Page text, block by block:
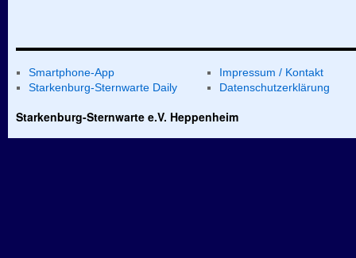
Smartphone-App
Starkenburg-Sternwarte Daily
Impressum / Kontakt
Datenschutzerklärung
Starkenburg-Sternwarte e.V. Heppenheim